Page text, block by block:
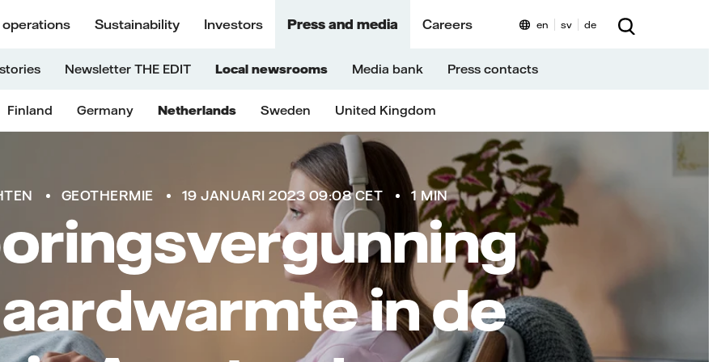
operations Sustainability Investors Press and media Careers
Newsletter THE EDIT Local newsrooms Media bank Press contacts
Finland Germany Netherlands Sweden United Kingdom
en sv de
GEOTHERMIE 19 JANUARI 2023 09:08 CET 1 MIN
in de